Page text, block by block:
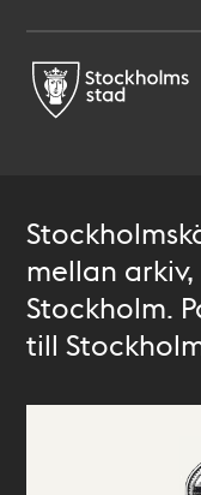
mellan
Stockholm.
till